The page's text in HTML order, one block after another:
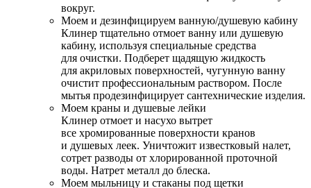
вокруг.
Моем и дезинфицируем ванную/душевую кабину
Клинер тщательно отмоет ванну или душевую
кабину, используя специальные средства
для очистки. Подберет щадящую жидкость
для акриловых поверхностей, чугунную ванну
очистит профессиональным раствором. После
мытья продезинфицирует сантехнические изделия.
Моем краны и душевые лейки
Клинер отмоет и насухо вытрет
все хромированные поверхности кранов
и душевых леек. Уничтожит известковый налет,
сотрет разводы от хлорированной проточной
воды. Натрет металл до блеска.
Моем мыльницу и стаканы под щетки